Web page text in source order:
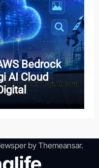
Bedrock
AI Cloud
by Themeansar.